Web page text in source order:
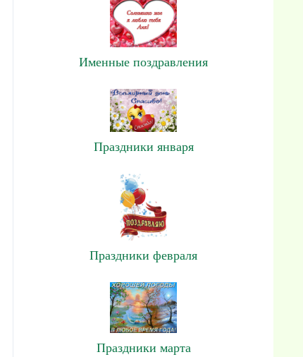
Именные поздравления
Праздники января
Праздники февраля
Праздники марта